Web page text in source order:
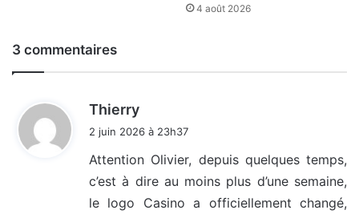
4 août 2026
3 commentaires
Thierry
:
2 juin 2026 à 23h37
Attention Olivier, depuis quelques temps,
c’est à dire au moins plus d’une semaine,
le logo Casino a officiellement changé,